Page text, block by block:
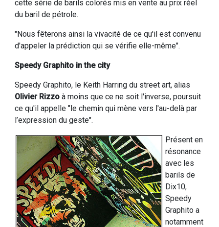
cette série de barils colorés mis en vente au prix réel
du baril de pétrole.
"Nous fêterons ainsi la vivacité de ce qu'il est convenu
d'appeler la prédiction qui se vérifie elle-même".
Speedy Graphito in the city
Speedy Graphito, le Keith Harring du street art, alias
Olivier Rizzo à moins que ce ne soit l'inverse, poursuit
ce qu'il appelle "le chemin qui mène vers l'au-delà par
l’expression du geste".
Présent en
résonance
avec les
barils de
Dix10,
Speedy
Graphito a
notamment